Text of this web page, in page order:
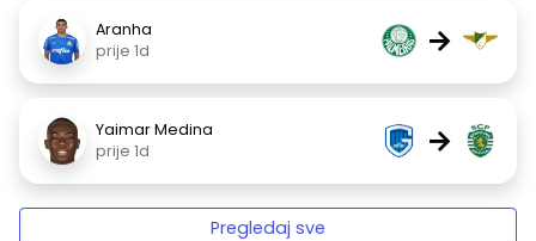
Aranha
prije 1d
→
Yaimar Medina
prije 1d
→
Pregledaj sve